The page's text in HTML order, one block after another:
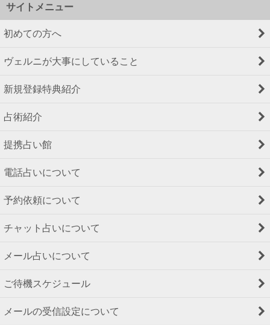
サイトメニュー
初めての方へ
ヴェルニが大事にしていること
新規登録特典紹介
占術紹介
提携占い館
電話占いについて
予約依頼について
チャット占いについて
メール占いについて
ご待機スケジュール
メールの受信設定について